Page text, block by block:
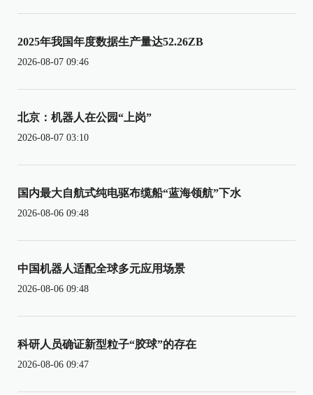
2025年我国年度数据生产量达52.26ZB
2026-08-07 09:46
北京：机器人在公园“上岗”
2026-08-07 03:10
国内最大自航式纯电驱布缆船“蓝海领航”下水
2026-08-06 09:48
中国机器人适配全球多元应用场景
2026-08-06 09:48
科研人员确证新型粒子“胶球”的存在
2026-08-06 09:47